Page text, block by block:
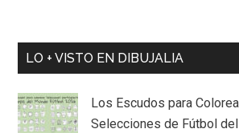
LO + VISTO EN DIBUJALIA
Los Escudos para
Selecciones de Fútbol